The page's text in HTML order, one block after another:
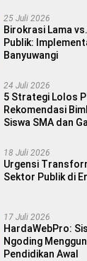
25 Juli 2026
Birokrasi Lama
Publik:
Banyuwangi
24 Juli 2026
5 Strategi Lolos
Rekomendasi
Siswa SMA dan
18 Juli 2026
Urgensi
Sektor Publik di
17 Juli 2026
HardaWebPro:
Ngoding
Pendidikan Awal